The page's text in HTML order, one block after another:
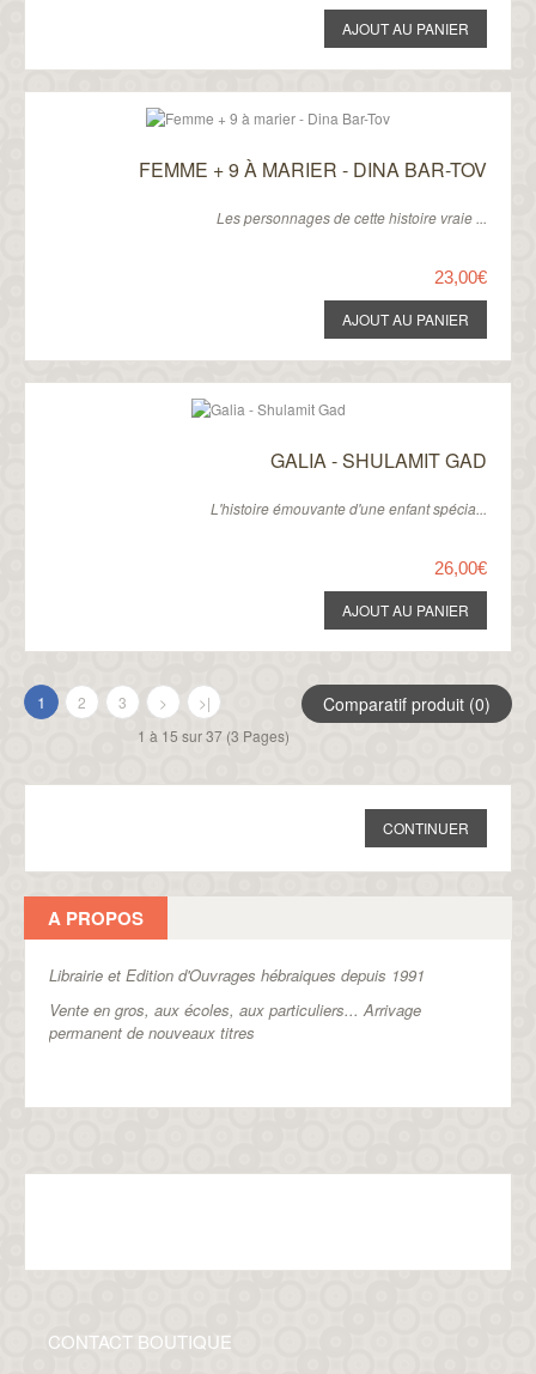
FEMME + 9 À MARIER - DINA BAR-TOV
Les personnages de cette histoire vraie ...
23,00€
GALIA - SHULAMIT GAD
L'histoire émouvante d'une enfant spécia...
26,00€
Comparatif produit (0)
1 2 3 >
>|
1 à 15 sur 37 (3 Pages)
CONTINUER
A PROPOS
Librairie et Edition d'Ouvrages hébraiques depuis 1991
Vente en gros, aux écoles, aux particuliers...Arrivage
permanent de nouveaux titres
CONTACT BOUTIQUE